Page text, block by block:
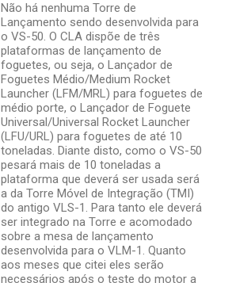
Não há nenhuma Torre de
Lançamento sendo desenvolvida para
o VS-50. O CLA dispõe de três
plataformas de lançamento de
foguetes, ou seja, o Lançador de
Foguetes Médio/Medium Rocket
Launcher (LFM/MRL) para foguetes de
médio porte, o Lançador de Foguete
Universal/Universal Rocket Launcher
(LFU/URL) para foguetes de até 10
toneladas. Diante disto, como o VS-50
pesará mais de 10 toneladas a
plataforma que deverá ser usada será
a da Torre Móvel de Integração (TMI)
do antigo VLS-1. Para tanto ele deverá
ser integrado na Torre e acomodado
sobre a mesa de lançamento
desenvolvida para o VLM-1. Quanto
aos meses que citei eles serão
necessários após o teste do motor a